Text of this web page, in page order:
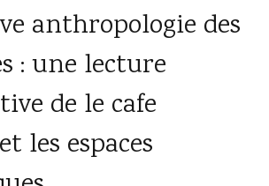
anthropologie des
: une lecture
de le cafe
les espaces